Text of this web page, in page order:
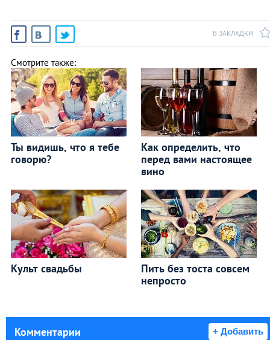
В ЗАКЛАДКИ
Смотрите также:
Ты видишь, что я тебе
говорю?
Как определить, что
перед вами настоящее
вино
Культ свадьбы
Пить без тоста совсем
непросто
Комментарии + Добавить